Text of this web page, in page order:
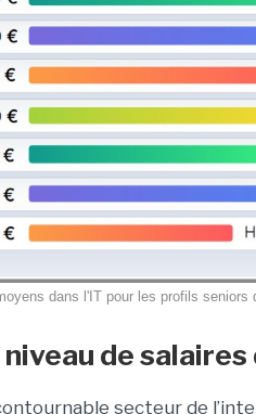
dans l'IT pour les profils
de
secteur de